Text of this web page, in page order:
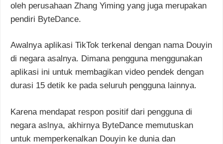
oleh perusahaan Zhang Yiming yang juga merupakan
pendiri ByteDance.
Awalnya aplikasi TikTok terkenal dengan nama Douyin
di negara asalnya. Dimana pengguna menggunakan
aplikasi ini untuk membagikan video pendek dengan
durasi 15 detik ke pada seluruh pengguna lainnya.
Karena mendapat respon positif dari pengguna di
negara aslnya, akhirnya ByteDance memutuskan
untuk memperkenalkan Douyin ke dunia dan